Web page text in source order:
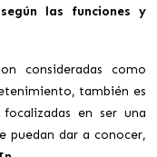
según las funciones y
consideradas como
también es
en ser una
puedan dar a conocer,